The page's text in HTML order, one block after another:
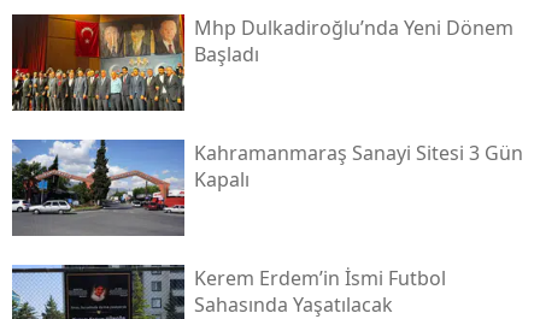
Mhp Dulkadiroğlu’nda Yeni Dönem
Başladı
Kahramanmaraş Sanayi Sitesi 3 Gün
Kapalı
Kerem Erdem’in İsmi Futbol
Sahasında Yaşatılacak